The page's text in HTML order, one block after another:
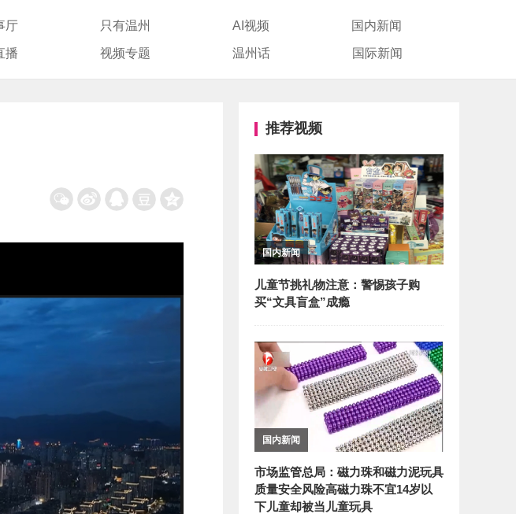
厅 只有温州 AI视频 国内新闻
播 视频专题 温州话 国际新闻
推荐视频
国内新闻
儿童节挑礼物注意：警惕孩子购
买“文具盲盒”成瘾
国内新闻
市场监管总局：磁力珠和磁力泥玩具
质量安全风险高磁力珠不宜14岁以
下儿童却被当儿童玩具